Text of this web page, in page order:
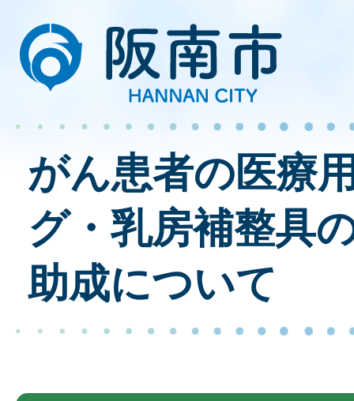
がん患者の医療
グ・乳房補整具
助成について